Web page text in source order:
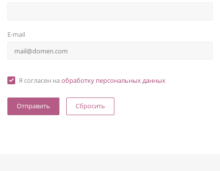
E-mail
Я согласен на обработку персональных данных
Сбросить